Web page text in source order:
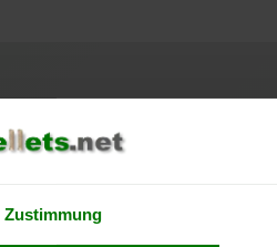
Zustimmung
Lose